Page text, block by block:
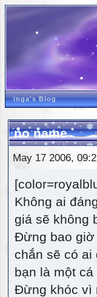
inga's Blog
no name
May 17 2006,
Không ai
giá sẽ không
Đừng bao giờ
chắn sẽ có
bạn là một
Đừng khóc vì